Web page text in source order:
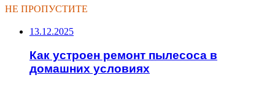
НЕ ПРОПУСТИТЕ
13.12.2025
Как устроен ремонт пылесоса в
домашних условиях